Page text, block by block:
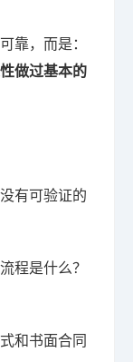
靠，而是：
做过基本的
有可验证的
程是什么？
和书面合同